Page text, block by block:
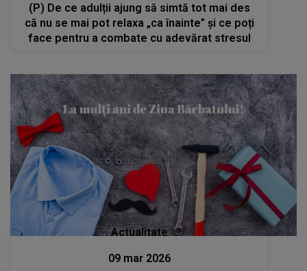
(P) De ce adulții ajung să simtă tot mai des
că nu se mai pot relaxa „ca înainte” și ce poți
face pentru a combate cu adevărat stresul
Actualitate
09 mar 2026